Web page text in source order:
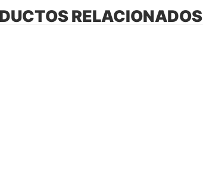
RELACIONADOS